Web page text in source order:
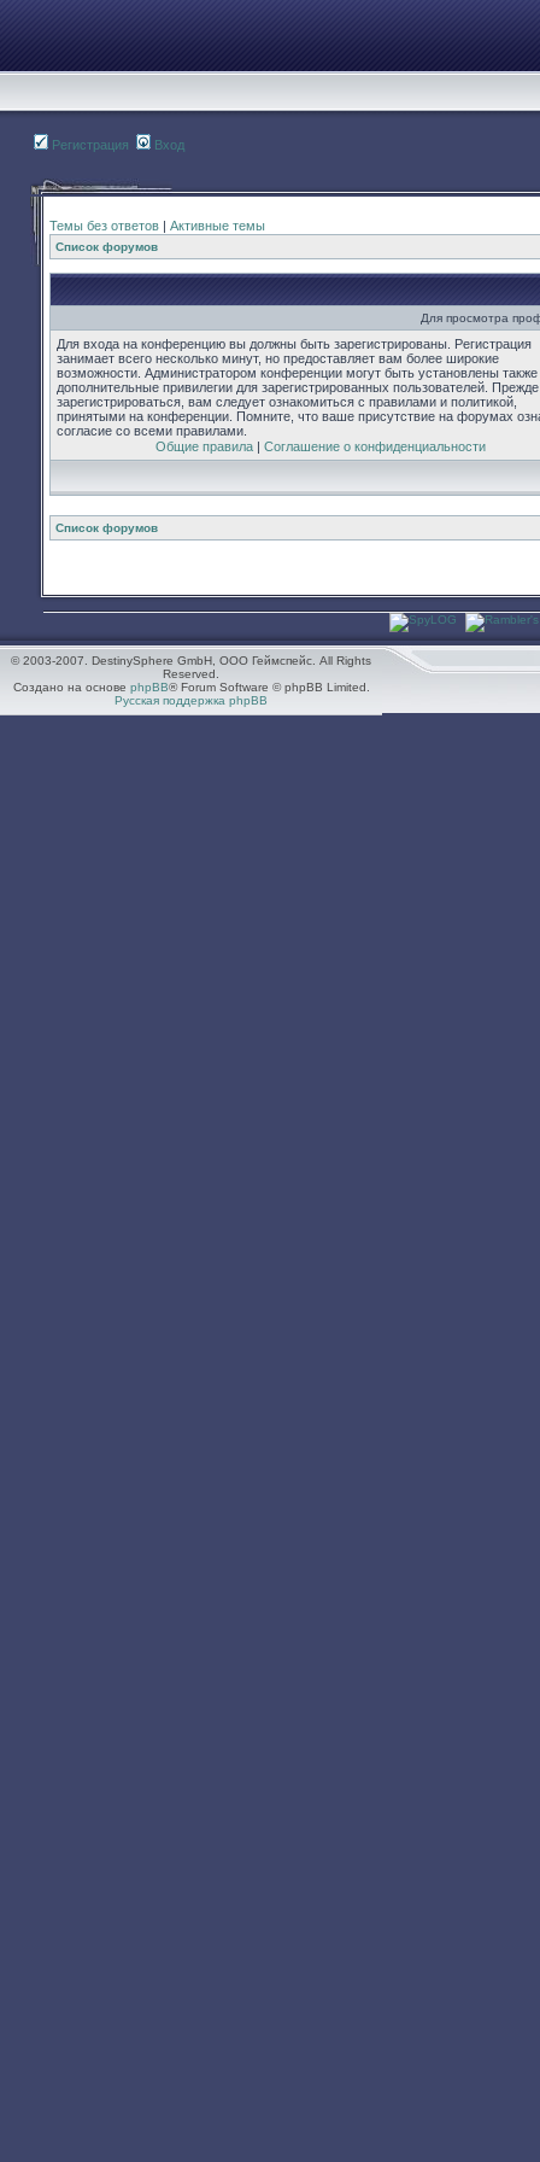
Регистрация Вход
Темы без ответов | Активные темы
Список форумов
Для просмотра
Для входа на конференцию вы должны быть зарегистрированы. Регистрация
занимает всего несколько минут, но предоставляет вам более широкие
возможности. Администратором конференции могут быть установлены также
дополнительные привилегии для зарегистрированных пользователей.
зарегистрироваться, вам следует ознакомиться с правилами и политикой,
принятыми на конференции. Помните, что ваше присутствие на форумах
согласие со всеми правилами.
Общие правила| Соглашение о конфиденциальности
Список форумов
© 2003-2007. DestinySphere GmbH, ООО Геймспейс. All Rights
Reserved.
Создано на основе phpBB® Forum Software © phpBB Limited.
Русская поддержка phpBB